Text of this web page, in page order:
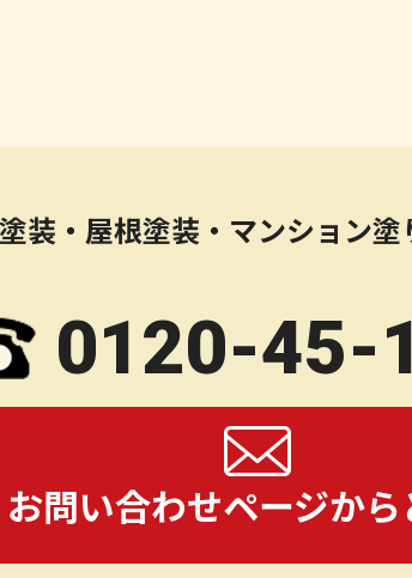
装・屋根塗装・マンション
0120-45-
お問い合わせページか